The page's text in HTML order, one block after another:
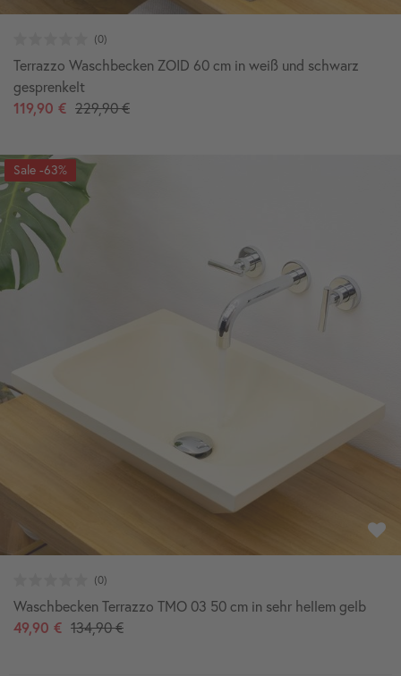
Terrazzo Waschbecken ZOID 60 cm in weiß und schwarz
gesprenkelt
119,90 € 229,90 €
-63%
Waschbecken Terrazzo TMO 03 50 cm in sehr hellem gelb
49,90 € 134,90 €